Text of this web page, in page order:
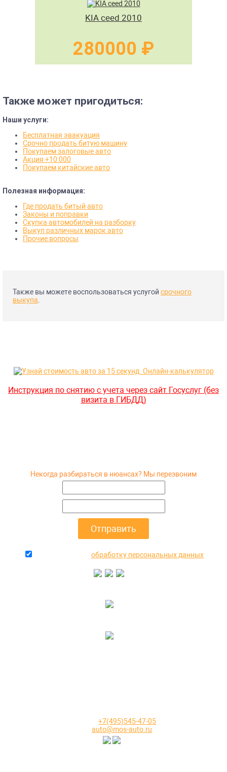
KIA ceed 2010
280000 ₽
Также может пригодиться:
Наши услуги:
Бесплатная эвакуация
Срочно продать битую машину
Покупаем залоговые авто
Акция +10 000
Покупаем китайские авто
Полезная информация:
Где продать битый авто
Законы и поправки
Скупка автомобилей на разборку
Выкуп различных марок авто
Прочие вопросы
Также вы можете воспользоваться услугой срочного
выкупа.
Инструкция по снятию с учета через сайт Госуслуг (без
визита в ГИБДД)
Некогда разбираться в нюансах? Мы перезвоним
обработку персональных данных
Телефон:+7(495)545-47-05
Email:auto@mos-auto.ru